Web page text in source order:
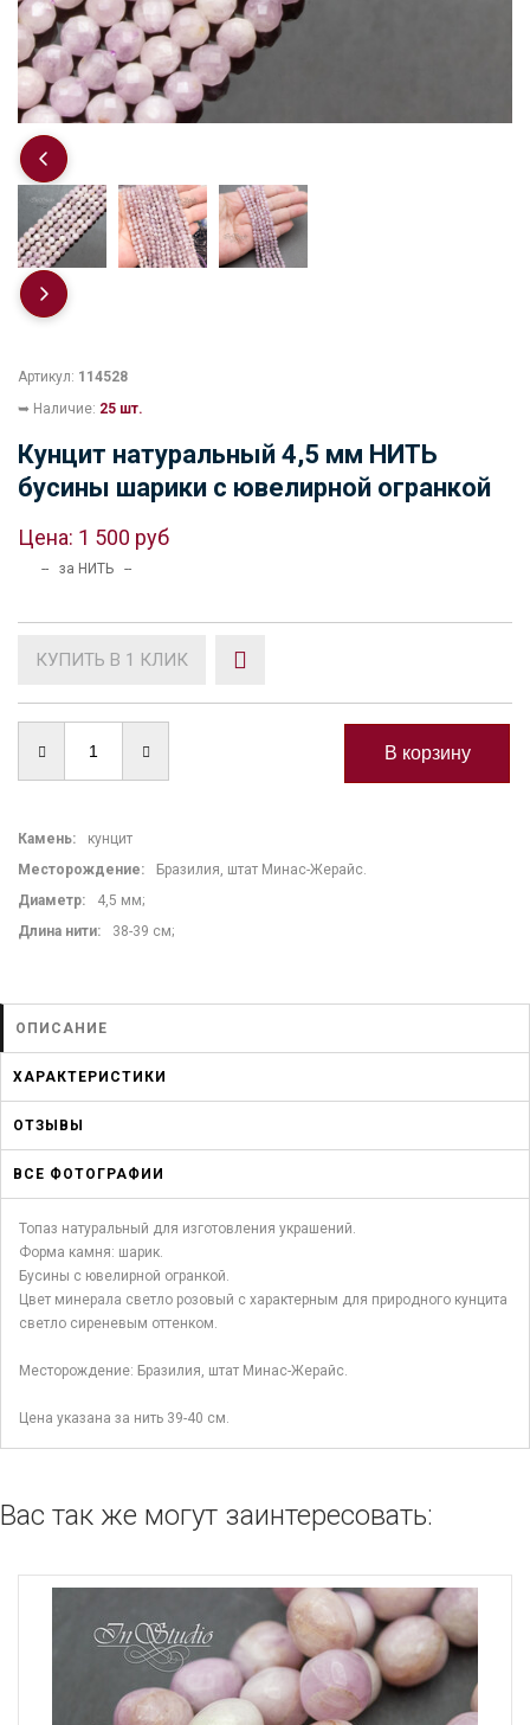
Артикул: 114528
➥ Наличие: 25 шт.
Кунцит натуральный 4,5 мм НИТЬ
бусины шарики с ювелирной огранкой
Цена: 1 500 руб
-- за НИТЬ --
КУПИТЬ В 1 КЛИК
Камень:
кунцит
Месторождение:
Бразилия, штат Минас-Жерайс.
Диаметр:
4,5 мм;
Длина нити: 38-39 см;
ОПИСАНИЕ
ХАРАКТЕРИСТИКИ
ОТЗЫВЫ
ВСЕ ФОТОГРАФИИ
Топаз натуральный для изготовления украшений.
Форма камня: шарик.
Бусины с ювелирной огранкой.
Цвет минерала светло розовый с характерным для природного кунцита
светло сиреневым оттенком.
Месторождение: Бразилия, штат Минас-Жерайс.
Цена указана за нить 39-40 см.
Вас так же могут заинтересовать: